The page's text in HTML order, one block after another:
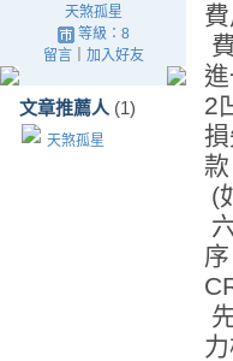
天煞孤星
等級：8
留言｜ 加入好友
文章推薦人 (1)
天煞孤星
2
款
(